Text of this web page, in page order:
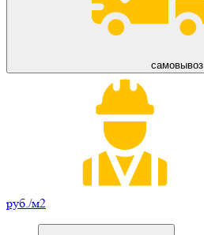
самовывоз
руб./м2